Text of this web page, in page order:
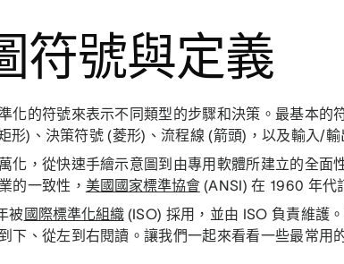
符號與定義
化的符號來表示不同類型的步驟和決策。最基本的
形)、決策符號 (菱形)、流程線 (箭頭)，以及輸入/輸
化，從快速手繪示意圖到由專用軟體所建立的全面
的一致性， 美國國家標準協會(ANSI) 在 1960 年代
被國際標準化組織(ISO) 採用，並由 ISO 負責維護
下、從左到右閱讀。讓我們一起來看看一些最常用